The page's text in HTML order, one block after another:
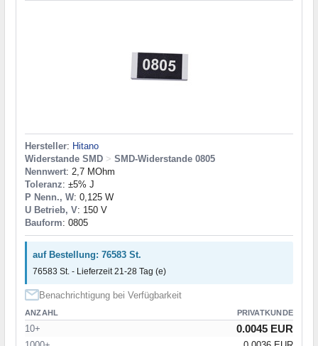
Hersteller: Hitano
Widerstande SMD > SMD-Widerstande 0805
Nennwert: 2,7 MOhm
Toleranz: ±5% J
P Nenn., W: 0,125 W
U Betrieb, V: 150 V
Bauform: 0805
auf Bestellung: 76583 St.
76583 St. - Lieferzeit 21-28 Tag (e)
Benachrichtigung bei Verfügbarkeit
ANZAHL PRIVATKUNDE
10+ 0.0045 EUR